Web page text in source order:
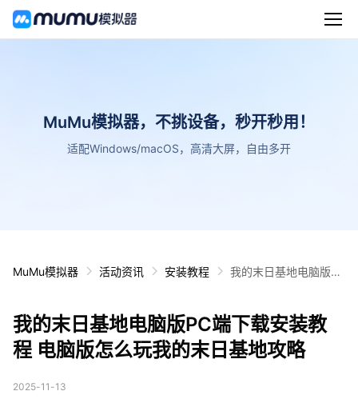
MuMu模拟器，不挑设备，秒开秒用！
适配Windows/macOS，高清大屏，自由多开
MuMu模拟器 活动资讯 安装教程
我的末日基地电脑版P
攻略
我的末日基地电脑版PC端下载安装教
程 电脑版怎么玩我的末日基地攻略
2025-11-13